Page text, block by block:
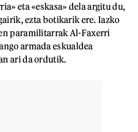
eta «eskasa» dela argitu du,
ezta botikarik ere. Iazko
paramilitarrak Al-Faxerri
armada eskualdea
ari da ordutik.